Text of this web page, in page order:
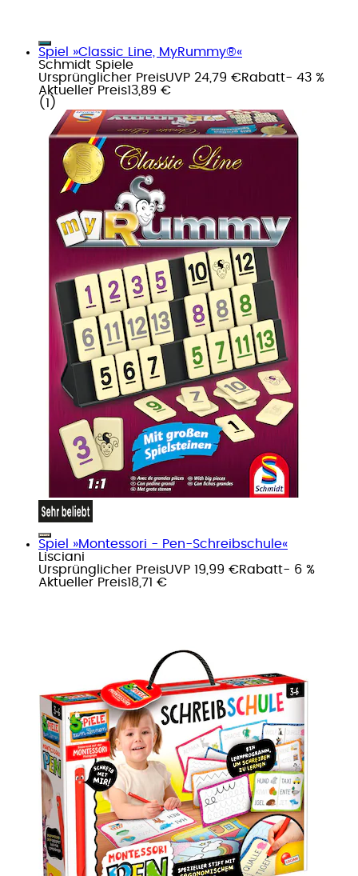
Spiel »Classic Line, MyRummy®«
Schmidt Spiele
Ursprünglicher PreisUVP 24,79 €Rabatt- 43 %
Aktueller Preis13,89 €
( 1 )
Spiel »Montessori - Pen-Schreibschule«
Lisciani
Ursprünglicher PreisUVP 19,99 €Rabatt- 6 %
Aktueller Preis18,71 €